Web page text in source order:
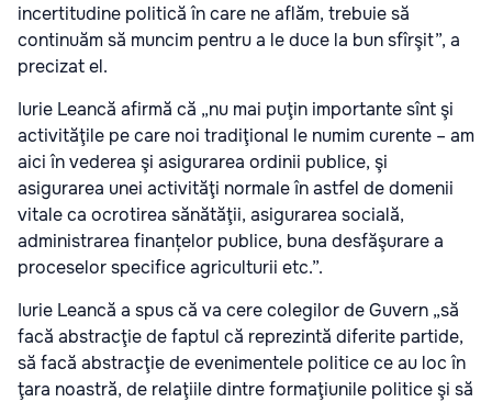
incertitudine politică în care ne aflăm, trebuie să
continuăm să muncim pentru a le duce la bun sfîrşit”, a
precizat el.
Iurie Leancă afirmă că „nu mai puţin importante sînt şi
activităţile pe care noi tradiţional le numim curente – am
aici în vederea şi asigurarea ordinii publice, şi
asigurarea unei activităţi normale în astfel de domenii
vitale ca ocrotirea sănătăţii, asigurarea socială,
administrarea finanțelor publice, buna desfăşurare a
proceselor specifice agriculturii etc.”.
Iurie Leancă a spus că va cere colegilor de Guvern „să
facă abstracţie de faptul că reprezintă diferite partide,
să facă abstracţie de evenimentele politice ce au loc în
ţara noastră, de relaţiile dintre formaţiunile politice şi să